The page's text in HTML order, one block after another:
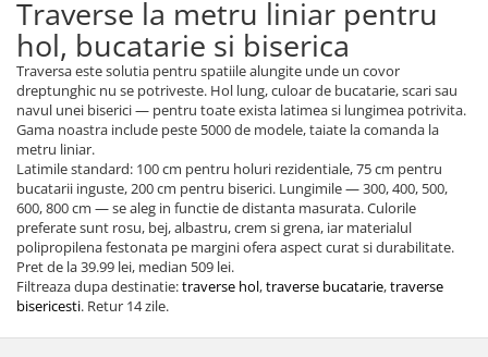
Traverse la metru liniar pentru
hol, bucatarie si biserica
Traversa este solutia pentru spatiile alungite unde un covor
dreptunghic nu se potriveste. Hol lung, culoar de bucatarie, scari sau
navul unei biserici — pentru toate exista latimea si lungimea potrivita.
Gama noastra include peste 5000 de modele, taiate la comanda la
metru liniar.
Latimile standard: 100 cm pentru holuri rezidentiale, 75 cm pentru
bucatarii inguste, 200 cm pentru biserici. Lungimile — 300, 400, 500,
600, 800 cm — se aleg in functie de distanta masurata. Culorile
preferate sunt rosu, bej, albastru, crem si grena, iar materialul
polipropilena festonata pe margini ofera aspect curat si durabilitate.
Pret de la 39.99 lei, median 509 lei.
Filtreaza dupa destinatie:traverse hol,traverse bucatarie,traverse
bisericesti. Retur 14 zile.